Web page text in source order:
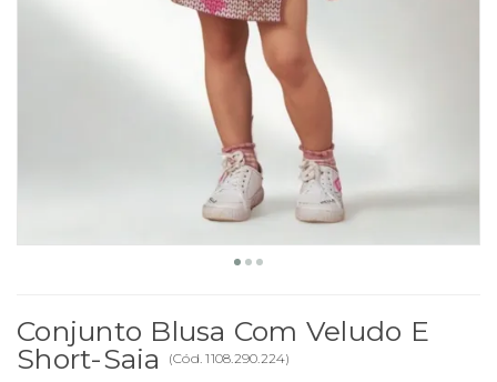
Conjunto Blusa Com Veludo E
Short-Saia
(Cód.1108.290.224)